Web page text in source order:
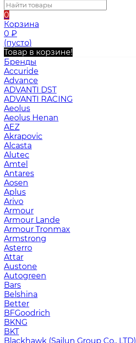
0
Корзина
0 ₽
(пусто)
Товар в корзине!
Бренды
Accuride
Advance
ADVANTI DST
ADVANTI RACING
Aeolus
Aeolus Henan
AEZ
Akrapovic
Alcasta
Alutec
Amtel
Antares
Aosen
Aplus
Arivo
Armour
Armour Lande
Armour Tronmax
Armstrong
Asterro
Attar
Austone
Autogreen
Bars
Belshina
Better
BFGoodrich
BKNG
BKT
Blackhawk (Sailun Group Co., LTD)